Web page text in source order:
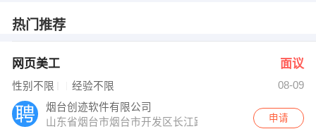
人力资源部 发布 [业务员 ] 招聘信息
【孙学民】 强势入驻
热门推荐
网页美工 面议
性别不限 经验不限
08-09
烟台创迹软件有限公司
山东省烟台市烟台市开发区长江路28号华新国际大厦
申请